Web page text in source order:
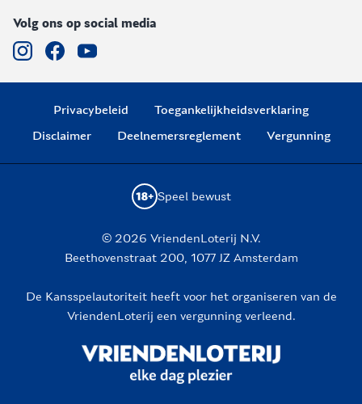
Volg ons op social media
Privacybeleid
Toegankelijkheidsverklaring
Disclaimer
Deelnemersreglement Vergunning
Speel bewust
© 2026 VriendenLoterij N.V.
Beethovenstraat 200, 1077 JZ Amsterdam
De Kansspelautoriteit heeft voor het organiseren van de
VriendenLoterij een vergunning verleend.